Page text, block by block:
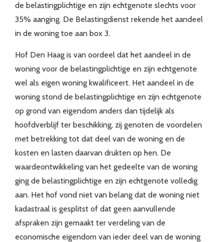
de belastingplichtige en zijn echtgenote slechts voor
35% aanging. De Belastingdienst rekende het aandeel
in de woning toe aan box 3.
Hof Den Haag is van oordeel dat het aandeel in de
woning voor de belastingplichtige en zijn echtgenote
wel als eigen woning kwalificeert. Het aandeel in de
woning stond de belastingplichtige en zijn echtgenote
op grond van eigendom anders dan tijdelijk als
hoofdverblijf ter beschikking, zij genoten de voordelen
met betrekking tot dat deel van de woning en de
kosten en lasten daarvan drukten op hen. De
waardeontwikkeling van het gedeelte van de woning
ging de belastingplichtige en zijn echtgenote volledig
aan. Het hof vond niet van belang dat de woning niet
kadastraal is gesplitst of dat geen aanvullende
afspraken zijn gemaakt ter verdeling van de
economische eigendom van ieder deel van de woning